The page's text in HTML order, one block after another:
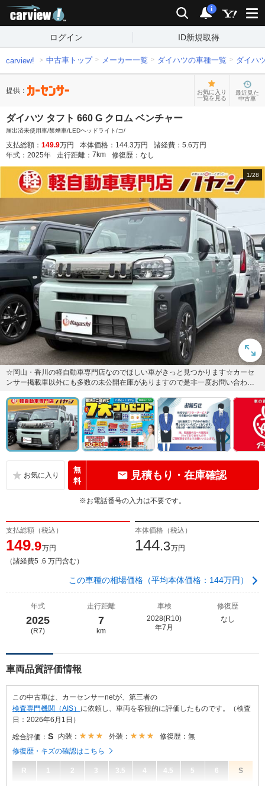
検索 通知
i
ログイン ID新規取得
carview! 中古車トップ メーカー一覧 ダイハツの車種一覧 ダイハ
提供：
お気に入り
一覧を見る
最近見た
中古車
ダイハツ タフト 660 G クロム ベンチャー
届出済未使用車/禁煙車/LEDヘッドライト/コ/
支払総額： 149.9万円 本体価格： 144.3万円 諸経費： 5.6万円
年式： 2025年 走行距離： 7 km 修復歴： なし
1/28
☆岡山・香川の軽自動車専門店なのでほしい車がきっと見つかります☆カーセ
ンサー掲載車以外にも多数の未公開在庫がありますので是非一度お問い合わせ
無
料
見積もり・在庫確認
※お電話番号の入力は不要です。
支払総額（税込）
149.9万円
（諸経費5 .6 万円含む）
本体価格（税込）
144.3万円
この車種の相場価格（平均本体価格：144万円）
年式
2025
(R7)
走行距離
7
km
車検
2028(R10)
年7月
修復歴
なし
車両品質評価情報
この中古車は、カーセンサーnetが、第三者の
検査専門機関（AIS） に依頼し、車両を客観的に評価したものです。（検査
日：2026年6月1日）
総合評価： S 内装： 外装：
修復歴：無
修復歴・キズの確認はこちら
R 1 2 3 3.5 4 4.5 5 6 S